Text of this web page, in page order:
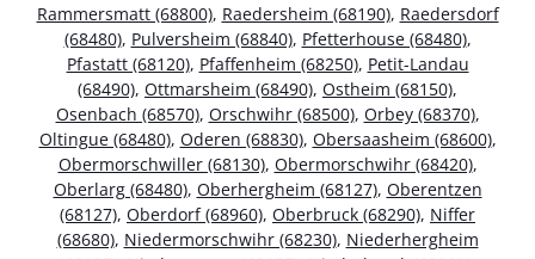
Rammersmatt (68800), Raedersheim (68190), Raedersdorf
(68480), Pulversheim (68840), Pfetterhouse (68480),
Pfastatt (68120), Pfaffenheim (68250), Petit-Landau
(68490), Ottmarsheim (68490), Ostheim (68150),
Osenbach (68570), Orschwihr (68500), Orbey (68370),
Oltingue (68480), Oderen (68830), Obersaasheim (68600),
Obermorschwiller (68130), Obermorschwihr (68420),
Oberlarg (68480), Oberhergheim (68127), Oberentzen
(68127), Oberdorf (68960), Oberbruck (68290), Niffer
(68680), Niedermorschwihr (68230), Niederhergheim